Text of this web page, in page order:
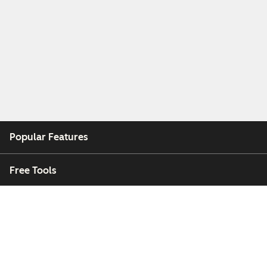
Popular Features
Free Tools